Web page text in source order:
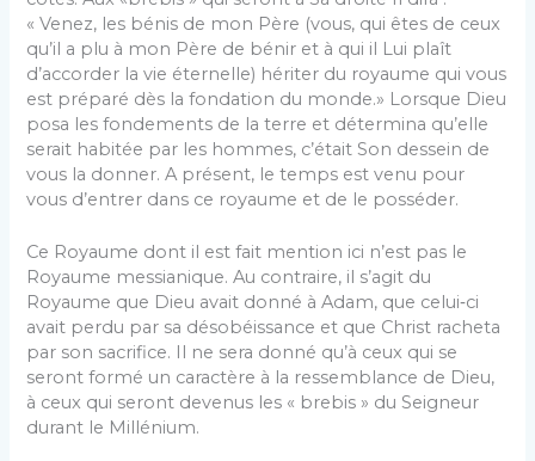
« Venez, les bénis de mon Père (vous, qui êtes de ceux
qu’il a plu à mon Père de bénir et à qui il Lui plaît
d’accorder la vie éternelle) hériter du royaume qui vous
est préparé dès la fondation du monde.» Lorsque Dieu
posa les fondements de la terre et détermina qu’elle
serait habitée par les hommes, c’était Son dessein de
vous la donner. A présent, le temps est venu pour
vous d’entrer dans ce royaume et de le posséder.
Ce Royaume dont il est fait mention ici n’est pas le
Royaume messianique. Au contraire, il s’agit du
Royaume que Dieu avait donné à Adam, que celui‑ci
avait perdu par sa désobéissance et que Christ racheta
par son sacrifice. Il ne sera donné qu’à ceux qui se
seront formé un caractère à la ressemblance de Dieu,
à ceux qui seront devenus les « brebis » du Seigneur
durant le Millénium.